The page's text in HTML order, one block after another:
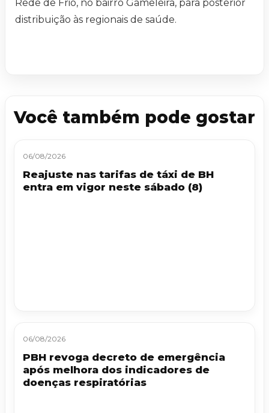
Rede de Frio, no bairro Gameleira, para posterior
distribuição às regionais de saúde.
Você também pode gostar
06/08/2026
Reajuste nas tarifas de táxi de BH
entra em vigor neste sábado (8)
06/08/2026
PBH revoga decreto de emergência
após melhora dos indicadores de
doenças respiratórias